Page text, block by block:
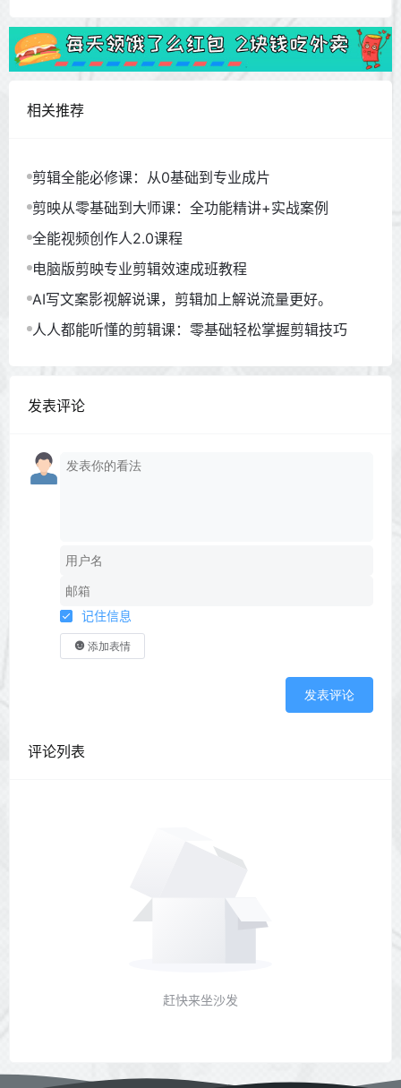
相关推荐
剪辑全能必修课：从0基础到专业成片
剪映从零基础到大师课：全功能精讲+实战案例
全能视频创作人2.0课程
电脑版剪映专业剪辑效速成班教程
AI写文案影视解说课，剪辑加上解说流量更好。
人人都能听懂的剪辑课：零基础轻松掌握剪辑技巧
发表评论
记住信息
添加表情
发表评论
评论列表
赶快来坐沙发